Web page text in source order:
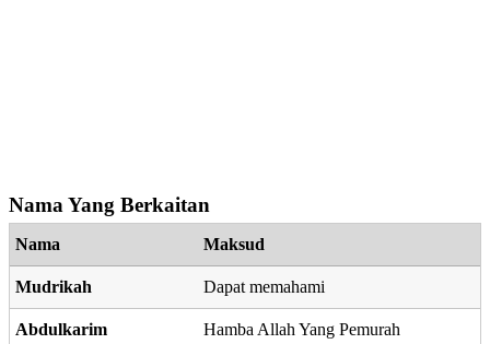
Nama Yang Berkaitan
Nama Maksud
Mudrikah Dapat memahami
Abdulkarim Hamba Allah Yang Pemurah